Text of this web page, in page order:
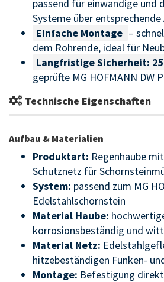
passend für einwandige und
Systeme über entsprechende
Einfache Montage –
dem Rohrende, ideal für
Langfristige Sicherheit:
geprüfte MG HOFMANN DW
Technische Eigenschaften
Aufbau & Materialien
Produktart: Regenhaube
Schutznetz für
System: passend zum MG
Edelstahlschornstein
Material Haube:
korrosionsbeständig und
Material Netz:
hitzebeständigen Funken-
Montage: Befestigung